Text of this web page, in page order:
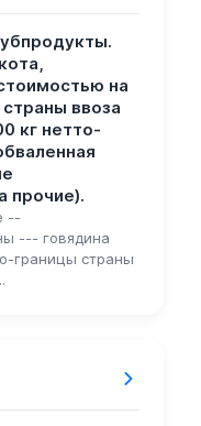
на
ввоза
кг нетто-
прочие).
--
--- говядина
границы страны